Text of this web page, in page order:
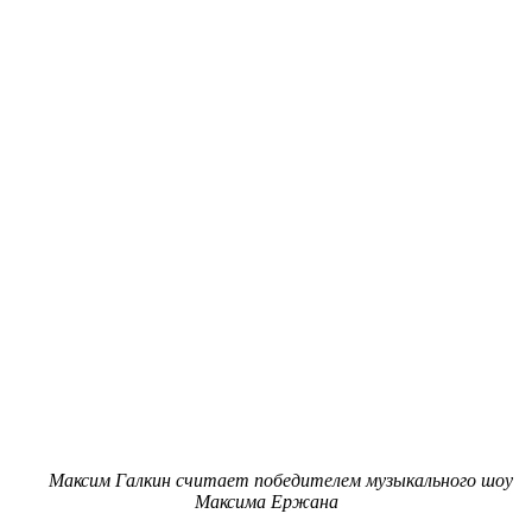
Максим Галкин считает победителем музыкального шоу
Максима Ержана